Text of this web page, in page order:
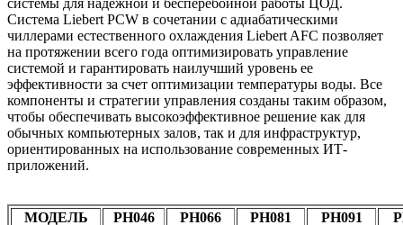
Система Liebert PCW в сочетании с адиабатическими
чиллерами естественного охлаждения Liebert AFC позволяет
на протяжении всего года оптимизировать управление
системой и гарантировать наилучший уровень ее
эффективности за счет оптимизации температуры воды. Все
компоненты и стратегии управления созданы таким образом,
чтобы обеспечивать высокоэффективное решение как для
обычных компьютерных залов, так и для инфраструктур,
ориентированных на использование современных ИТ-
приложений.
МОДЕЛЬ PH046 PH066 PH081 PH091